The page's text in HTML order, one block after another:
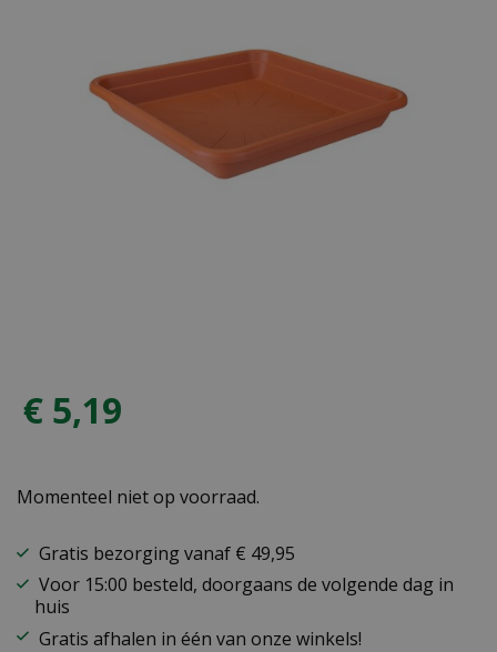
€ 5,19
Momenteel niet op voorraad.
Gratis bezorging vanaf € 49,95
Voor 15:00 besteld, doorgaans de volgende dag in
huis
Gratis afhalen in één van onze winkels!